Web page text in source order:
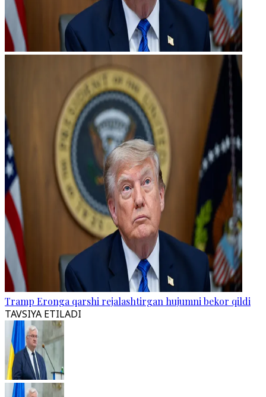
Tramp Eronga qarshi rejalashtirgan hujumni bekor qildi
TAVSIYA ETILADI